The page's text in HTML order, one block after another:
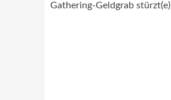
Gathering-Geldgrab stürzt(e)